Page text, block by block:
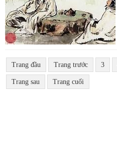
Trang đầu Trang trước 3
Trang sau Trang cuối